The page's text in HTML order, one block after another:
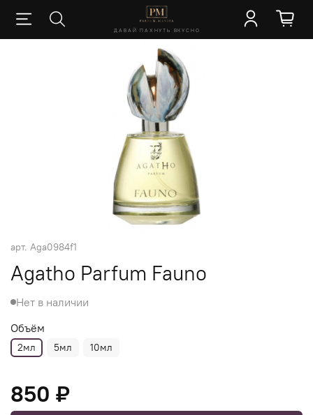
ДАВАЙ ПАХНУТЬ ВКУСНО
арт. Aga0984f1
Agatho Parfum Fauno
Нет в наличии
Объём
2мл 5мл 10мл
850 ₽